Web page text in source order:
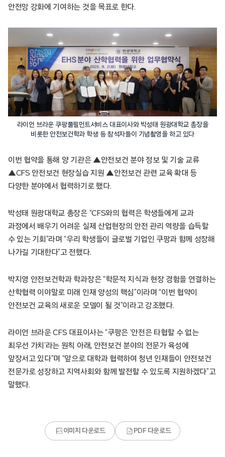
안전망 강화에 기여하는 것을 목표로 한다.
라이언 브라운 쿠팡풀필먼트서비스 대표이사와 박성태 원광대학교 총장을
비롯한 안전보건학과 학생 등 참석자들이 기념촬영을 하고 있다
이번 협약을 통해 양 기관은 ▲안전보건 분야 정보 및 기술 교류
▲CFS 안전보건 현장실습 지원 ▲안전보건 관련 교육 확대 등
다양한 분야에서 협력하기로 했다.
박성태 원광대학교 총장은 “CFS와의 협력은 학생들에게 교과
과정에서 배우기 어려운 실제 산업현장의 안전 관리 역량을 습득할
수 있는 기회”라며 “우리 학생들이 글로벌 기업인 쿠팡과 함께 성장해
나가길 기대한다”고 전했다.
박지영 안전보건학과 학과장은 “학문적 지식과 현장 경험을 연결하는
산학협력 이야말로 미래 인재 양성의 핵심”이라며 “이번 협약이
안전보건 교육의 새로운 모델이 될 것”이라고 강조했다.
라이언 브라운 CFS 대표이사는 “쿠팡은 ‘안전은 타협할 수 없는
최우선 가치’라는 원칙 아래, 안전보건 분야의 전문가 육성에
앞장서고 있다”며 “앞으로 대학과 협력하여 청년 인재들이 안전보건
전문가로 성장하고 지역사회와 함께 발전할 수 있도록 지원하겠다”고
말했다.
이미지 다운로드 PDF 다운로드